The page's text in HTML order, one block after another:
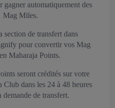
gagner automatiquement des
Mag Miles.
section de transfert dans
pour convertir vos Mag
Maharaja Points.
seront crédités sur votre
Club dans les 24 à 48 heures
demande de transfert.